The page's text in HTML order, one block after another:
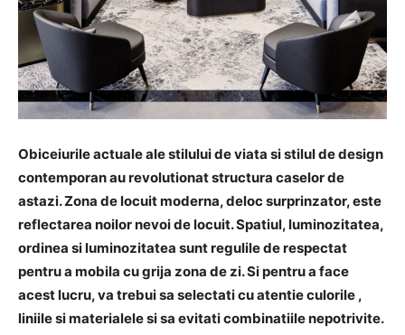
Obiceiurile actuale ale stilului de viata si stilul de design
contemporan au revolutionat structura caselor de
astazi. Zona de locuit moderna, deloc surprinzator, este
reflectarea noilor nevoi de locuit. Spatiul, luminozitatea,
ordinea si luminozitatea sunt regulile de respectat
pentru a mobila cu grija zona de zi. Si pentru a face
acest lucru, va trebui sa selectati cu atentie culorile ,
liniile si materialele si sa evitati combinatiile nepotrivite.